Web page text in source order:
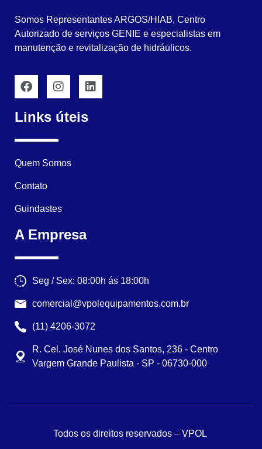
Somos Representantes ARGOS/HIAB, Centro
Autorizado de serviços GENIE e especialistas em
manutenção e revitalização de hidráulicos.
Links úteis
Quem Somos
Contato
Guindastes
A Empresa
Seg / Sex: 08:00h ás 18:00h
comercial@vpolequipamentos.com.br
(11) 4206-3072
R. Cel. José Nunes dos Santos, 236 - Centro
Vargem Grande Paulista - SP - 06730-000
Todos os direitos reservados – VPOL